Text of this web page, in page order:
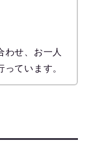
わせ、お一人
ています。